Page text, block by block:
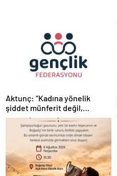
Aktunç: “Kadına yönelik
şiddet münferit değil,
sistematik bir toplumsal
sorundur”